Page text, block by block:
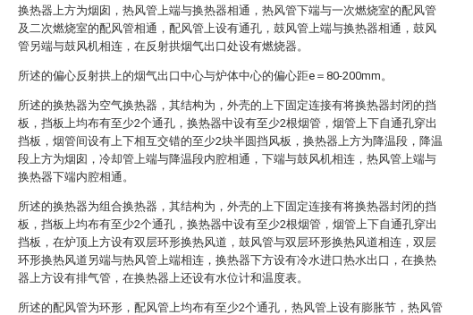
换热器上方为烟囱，热风管上端与换热器相通，热风管下端与一次燃烧室的配风管
及二次燃烧室的配风管相通，配风管上设有通孔，鼓风管上端与换热器相通，鼓风
管另端与鼓风机相连，在反射拱烟气出口处设有燃烧器。
所述的偏心反射拱上的烟气出口中心与炉体中心的偏心距e＝80-200mm。
所述的换热器为空气换热器，其结构为，外壳的上下固定连接有将换热器封闭的挡
板，挡板上均布有至少2个通孔，换热器中设有至少2根烟管，烟管上下自通孔穿出
挡板，烟管间设有上下相互交错的至少2块半圆挡风板，换热器上方为降温段，降温
段上方为烟囱，冷却管上端与降温段内腔相通，下端与鼓风机相连，热风管上端与
换热器下端内腔相通。
所述的换热器为组合换热器，其结构为，外壳的上下固定连接有将换热器封闭的挡
板，挡板上均布有至少2个通孔，换热器中设有至少2根烟管，烟管上下自通孔穿出
挡板，在炉顶上方设有双层环形换热风道，鼓风管与双层环形换热风道相连，双层
环形换热风道另端与热风管上端相连，换热器下方设有冷水进口热水出口，在换热
器上方设有排气管，在换热器上还设有水位计和温度表。
所述的配风管为环形，配风管上均布有至少2个通孔，热风管上设有膨胀节，热风管